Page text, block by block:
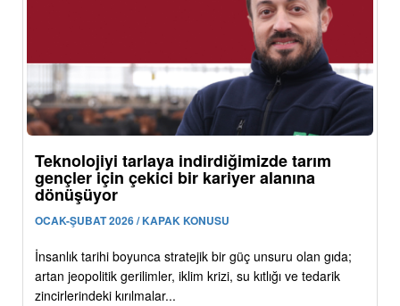
Teknolojiyi tarlaya indirdiğimizde tarım
gençler için çekici bir kariyer alanına
dönüşüyor
OCAK-ŞUBAT 2026 / KAPAK KONUSU
İnsanlık tarihi boyunca stratejik bir güç unsuru olan gıda;
artan jeopolitik gerilimler, iklim krizi, su kıtlığı ve tedarik
zincirlerindeki kırılmalar...